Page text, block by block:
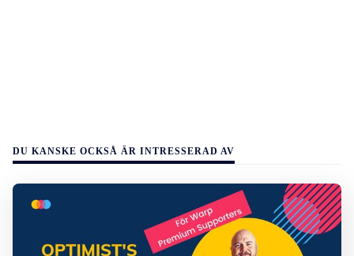
DU KANSKE OCKSÅ ÄR INTRESSERAD AV